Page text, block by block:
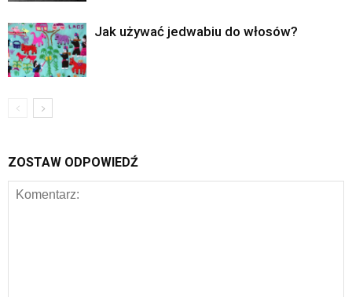
Jak używać jedwabiu do włosów?
ZOSTAW ODPOWIEDŹ